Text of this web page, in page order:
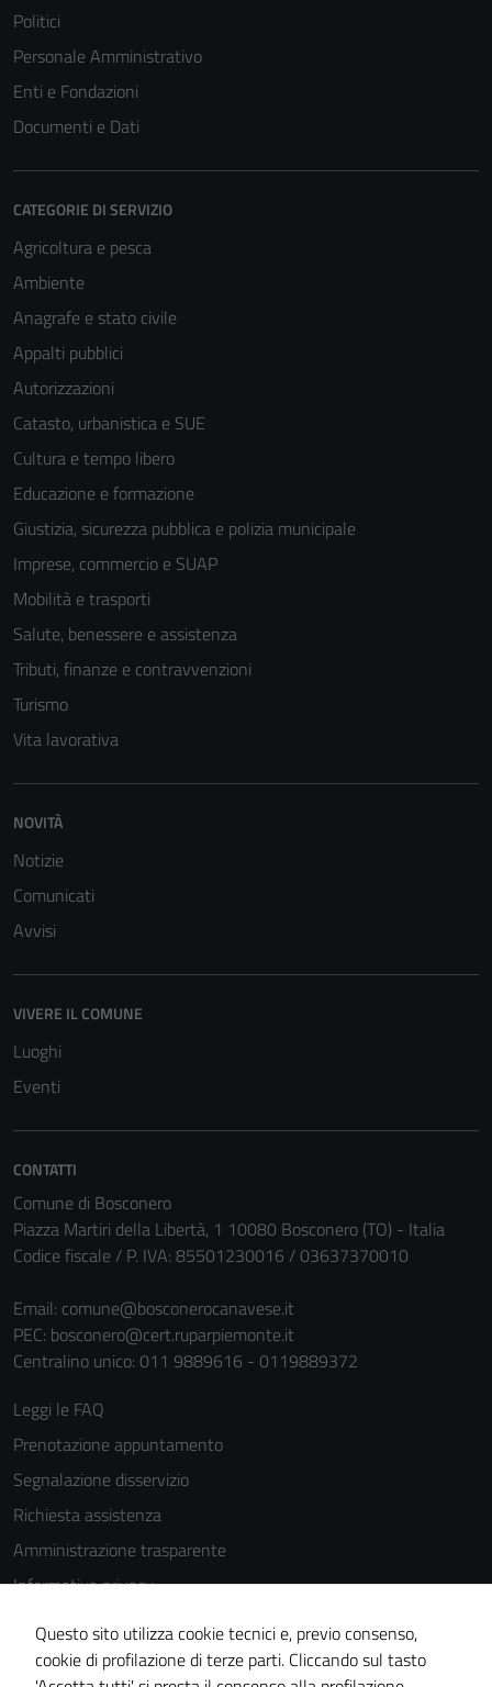
Politici
Personale Amministrativo
Enti e Fondazioni
Documenti e Dati
CATEGORIE DI SERVIZIO
Agricoltura e pesca
Ambiente
Anagrafe e stato civile
Appalti pubblici
Autorizzazioni
Catasto, urbanistica e SUE
Cultura e tempo libero
Educazione e formazione
Giustizia, sicurezza pubblica e polizia municipale
Imprese, commercio e SUAP
Mobilità e trasporti
Salute, benessere e assistenza
Tributi, finanze e contravvenzioni
Turismo
Vita lavorativa
NOVITÀ
Notizie
Comunicati
Avvisi
VIVERE IL COMUNE
Luoghi
Eventi
CONTATTI
Comune di Bosconero
Piazza Martiri della Libertà, 1 10080 Bosconero (TO) - Italia
Codice fiscale / P. IVA: 85501230016 / 03637370010
Email: comune@bosconerocanavese.it
PEC: bosconero@cert.ruparpiemonte.it
Centralino unico: 011 9889616 - 0119889372
Leggi le FAQ
Prenotazione appuntamento
Segnalazione disservizio
Richiesta assistenza
Amministrazione trasparente
Informativa privacy
Cookie Policy
Note legali
Questo sito utilizza cookie tecnici e, previo consenso,
cookie di profilazione di terze parti. Cliccando sul tasto
funzionamento
del sito e non
essere
disabilitati.
Questi cookie